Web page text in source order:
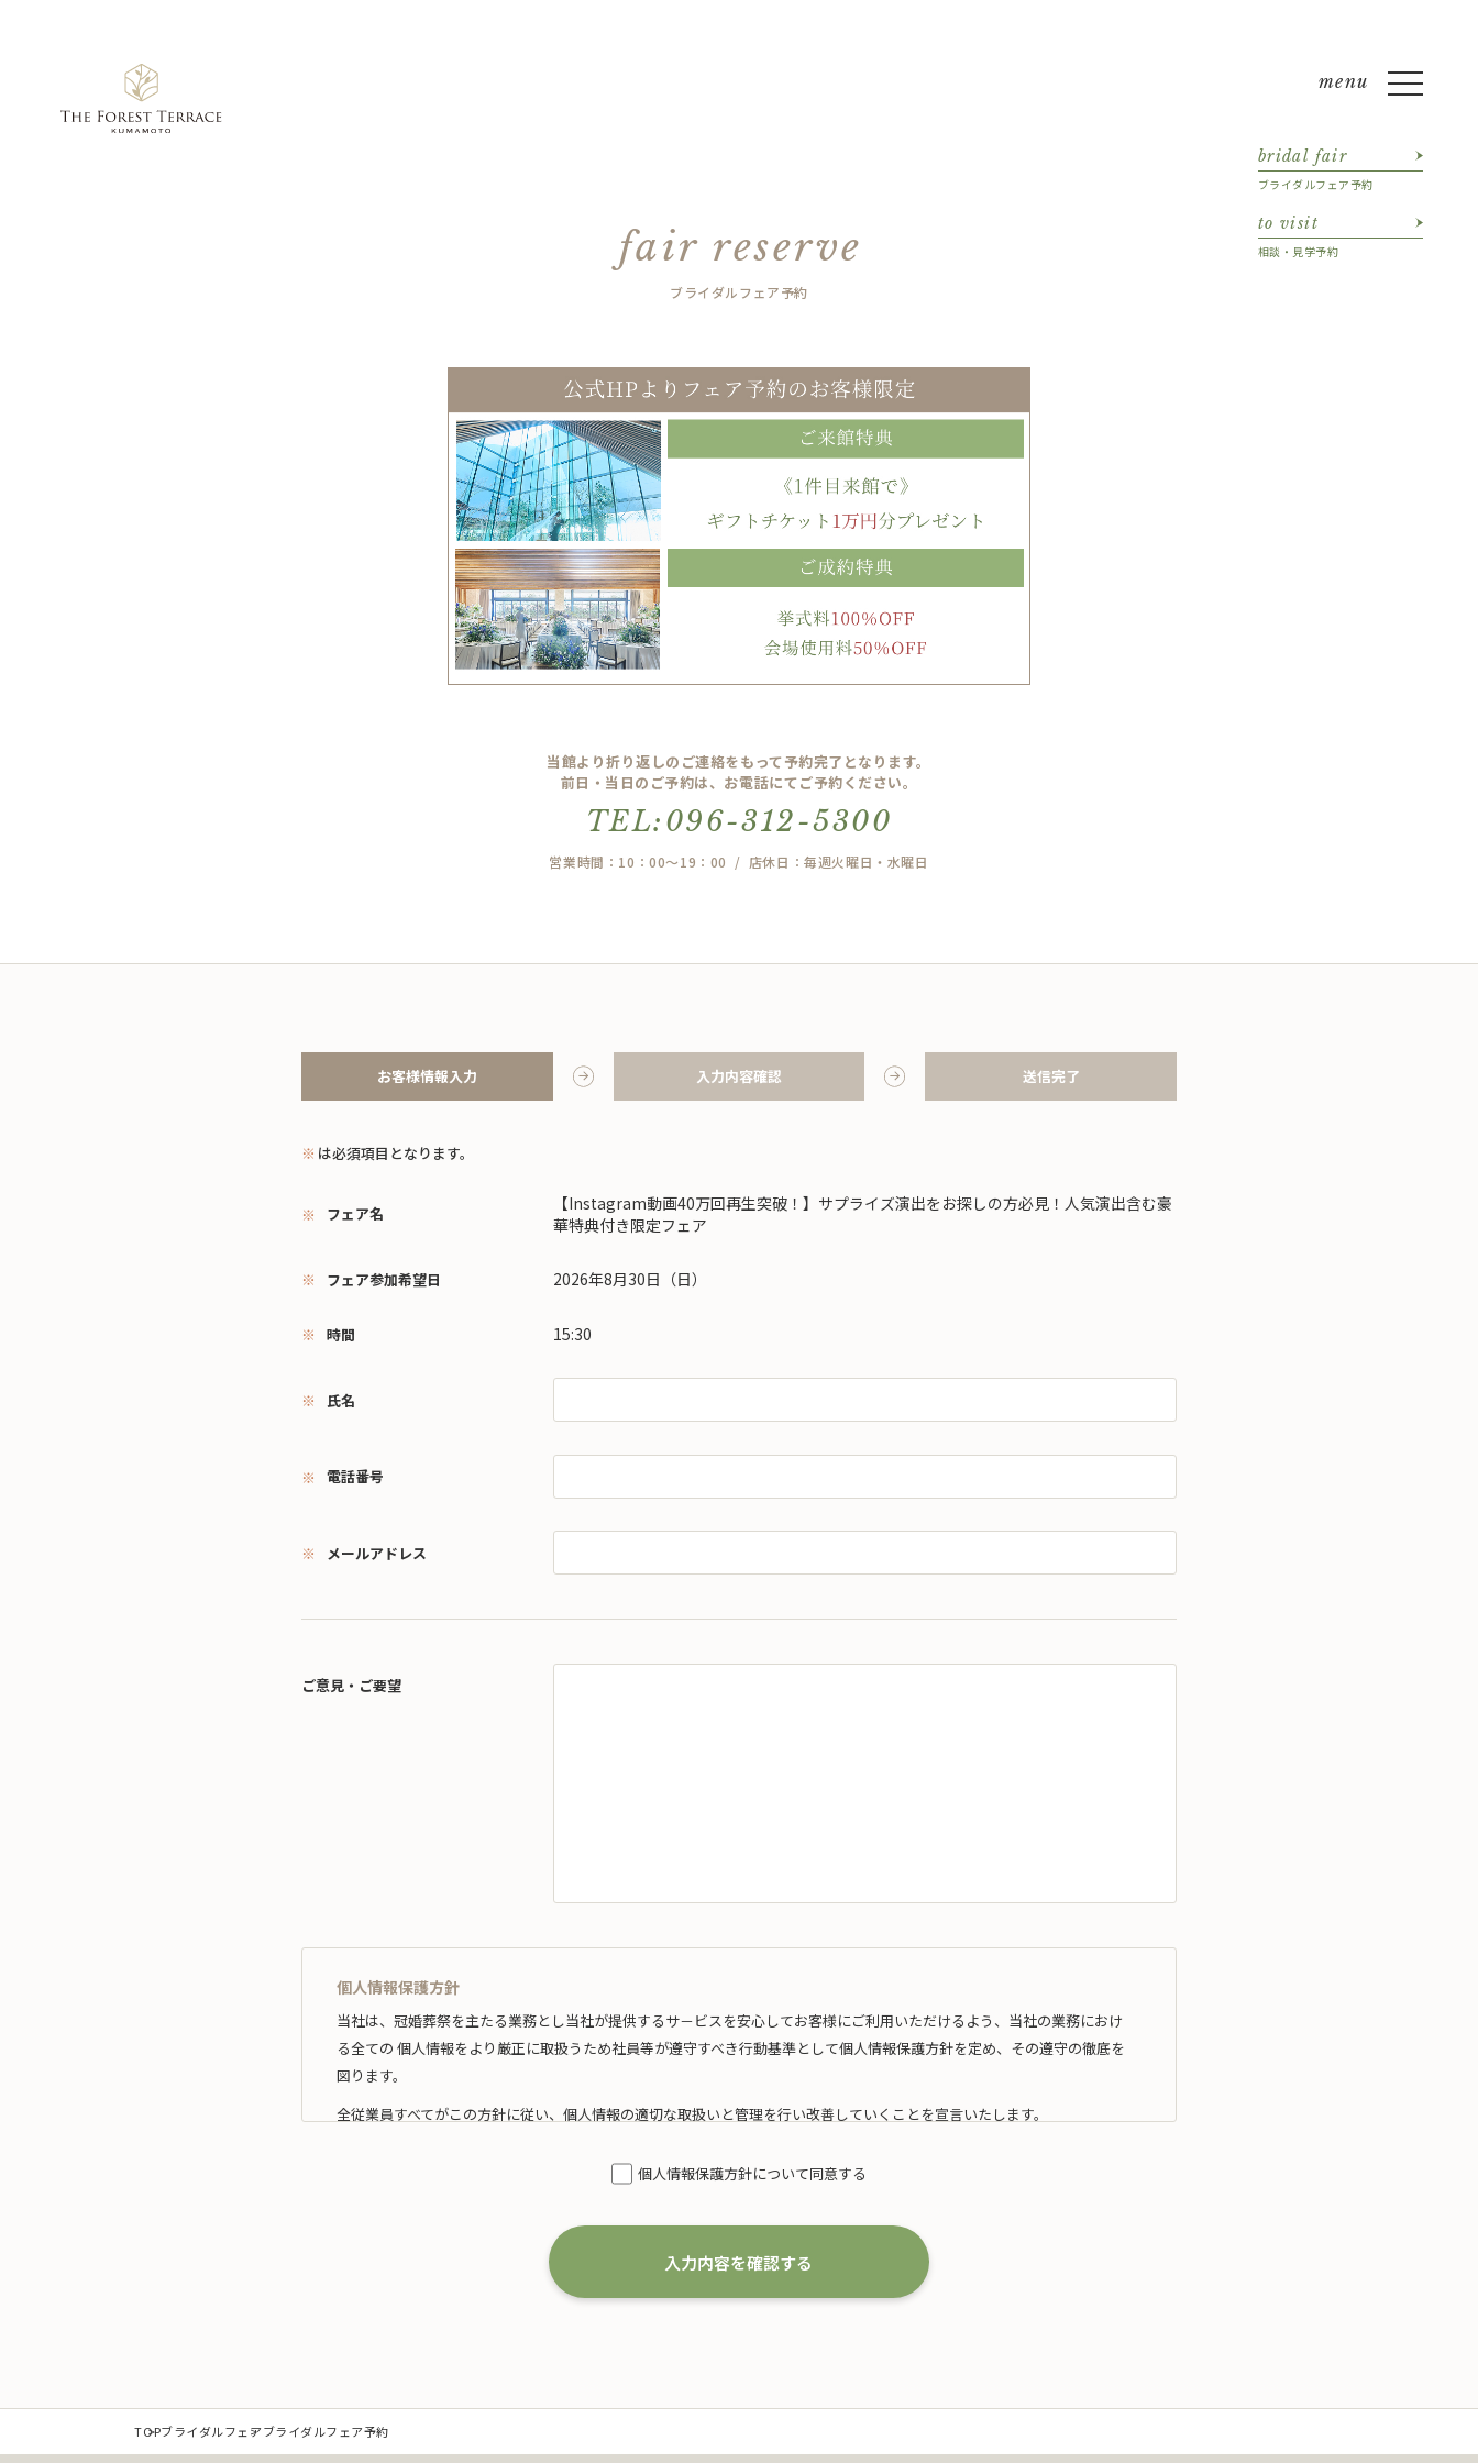
bridal fair
ブライダルフェア予約
to visit
相談・見学予約
fair reserve
ブライダルフェア予約
当館より折り返しのご連絡をもって予約完了となります。
前日・当日のご予約は、お電話にてご予約ください。
TEL:096-312-5300
営業時間：10：00～19：00 / 店休日：毎週火曜日・水曜日
お客様情報入力 入力内容確認 送信完了
※ は必須項目となります。
フェア名
【Instagram動画40万回再生突破！】サプライズ演出をお探しの方必見！人気演出含む豪
華特典付き限定フェア
フェア参加希望日 2026年8月30日（日）
時間 15:30
氏名
電話番号
メールアドレス
ご意見・ご要望
個人情報保護方針
当社は、冠婚葬祭を主たる業務とし当社が提供するサ－ビスを安心してお客様にご利用いただけるよう、当社の業務におけ
る全ての 個人情報をより厳正に取扱うため社員等が遵守すべき行動基準として個人情報保護方針を定め、その遵守の徹底を
図ります。
全従業員すべてがこの方針に従い、個人情報の適切な取扱いと管理を行い改善していくことを宣言いたします。
1.事業の内容及び規模を考慮した適切な個人情報の取得、利用及び提供
な範囲 内において利用いたします。
なお、当社の事業内容は、以下の通りです。
（1）冠婚葬祭業及び冠婚葬祭の会員募集に関する業務
個人情報保護方針について同意する
入力内容を確認する
TOPブライダルフェアブライダルフェア予約